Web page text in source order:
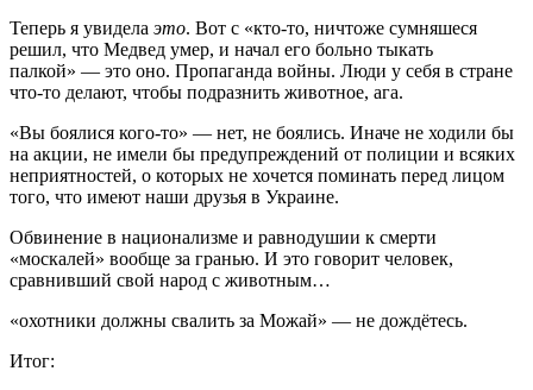
Теперь я увидела это. Вот с «кто-то, ничтоже сумняшеся
решил, что Медвед умер, и начал его больно тыкать
палкой» — это оно. Пропаганда войны. Люди у себя в стране
что-то делают, чтобы подразнить животное, ага.
«Вы боялися кого-то» — нет, не боялись. Иначе не ходили бы
на акции, не имели бы предупреждений от полиции и всяких
неприятностей, о которых не хочется поминать перед лицом
того, что имеют наши друзья в Украине.
Обвинение в национализме и равнодушии к смерти
«москалей» вообще за гранью. И это говорит человек,
сравнивший свой народ с животным…
«охотники должны свалить за Можай» — не дождётесь.
Итог: